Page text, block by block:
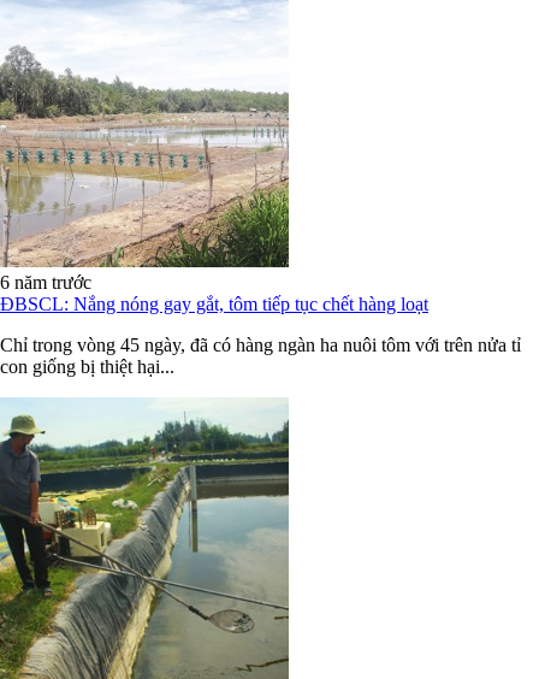
6 năm trước
ĐBSCL: Nắng nóng gay gắt, tôm tiếp tục chết hàng loạt
Chỉ trong vòng 45 ngày, đã có hàng ngàn ha nuôi tôm với trên nửa tỉ
con giống bị thiệt hại...